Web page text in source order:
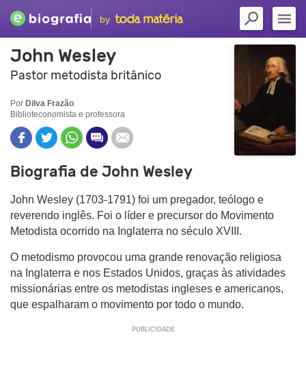
by
John Wesley
Pastor metodista britânico
Por Dilva Frazão
Biblioteconomista e professora
Biografia de John Wesley
John Wesley (1703-1791) foi um pregador, teólogo e
reverendo inglês. Foi o líder e precursor do Movimento
Metodista ocorrido na Inglaterra no século XVIII.
O metodismo provocou uma grande renovação religiosa
na Inglaterra e nos Estados Unidos, graças às atividades
missionárias entre os metodistas ingleses e americanos,
que espalharam o movimento por todo o mundo.